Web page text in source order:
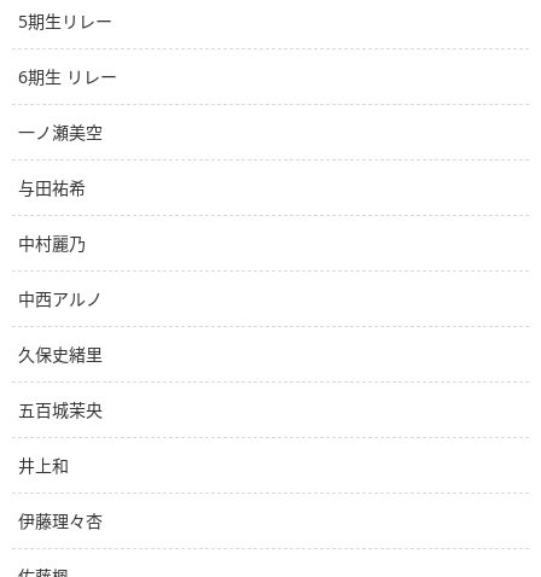
5期生リレー
6期生 リレー
一ノ瀬美空
与田祐希
中村麗乃
中西アルノ
久保史緒里
五百城茉央
井上和
伊藤理々杏